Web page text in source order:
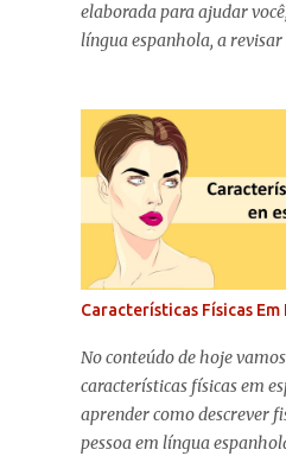
elaborada para ajudar
língua espanhola, a
Características Físicas Em
No conteúdo de hoje
características físicas em
aprender como descrever
pessoa em língua